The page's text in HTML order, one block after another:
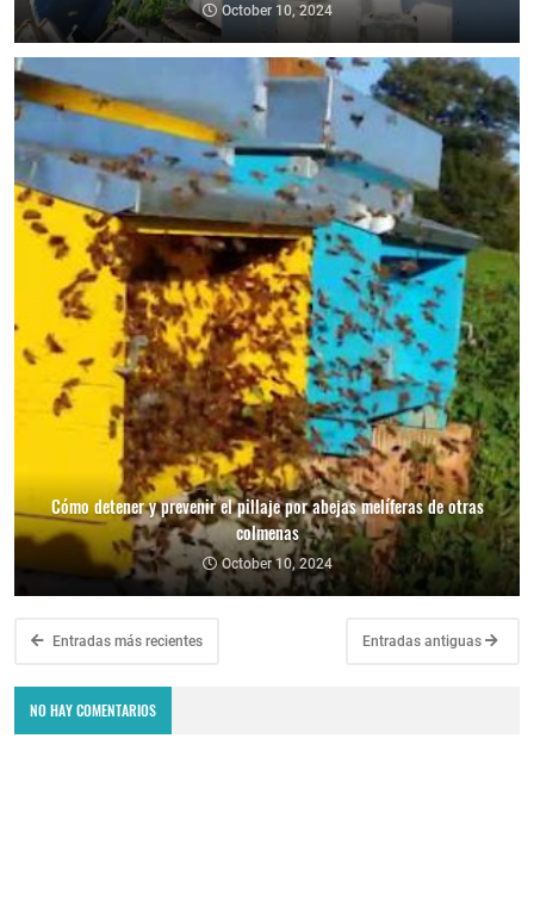
October 10, 2024
Cómo detener y prevenir el pillaje por abejas melíferas de otras
colmenas
October 10, 2024
Entradas más recientes Entradas antiguas
NO HAY COMENTARIOS